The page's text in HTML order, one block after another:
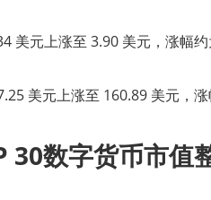
美元上涨至 3.90 美元，涨幅约
美元上涨至 160.89 美元，涨
30数字货币市值